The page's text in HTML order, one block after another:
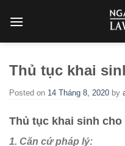
Thủ tục khai
Posted on 14 Tháng 8, 2020 by
Thủ tục khai sinh
1. Căn cứ pháp lý: